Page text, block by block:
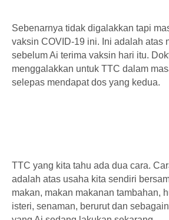
Sebenarnya tidak digalakkan tapi
vaksin COVID-19 ini. Ini adalah atas
sebelum Ai terima vaksin hari itu.
menggalakkan untuk TTC dalam
selepas mendapat dos yang kedua.
TTC yang kita tahu ada dua cara.
adalah atas usaha kita sendiri
makan, makan makanan tambahan,
isteri, senaman, berurut dan